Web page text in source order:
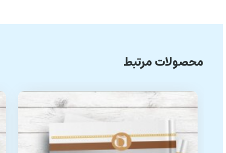
محصولات مرتبط